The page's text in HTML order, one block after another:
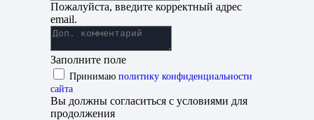
Пожалуйста, введите корректный адрес
email.
Заполните поле
Принимаю политику конфиденциальности
сайта
Вы должны согласиться с условиями для
продолжения